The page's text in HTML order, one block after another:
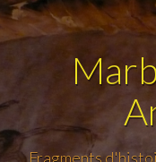
Fragments